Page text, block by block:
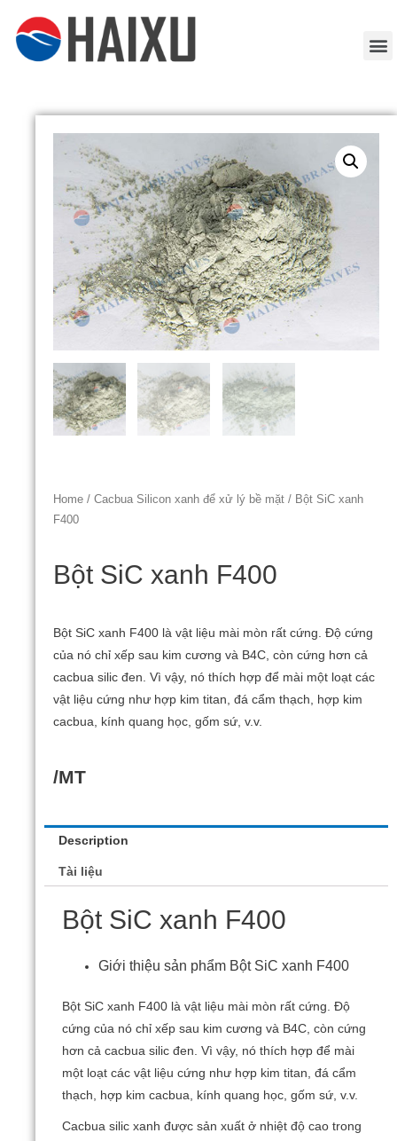
Home / Cacbua Silicon xanh để xử lý bề mặt / Bột SiC xanh
F400
Bột SiC xanh F400
Bột SiC xanh F400 là vật liệu mài mòn rất cứng. Độ cứng
của nó chỉ xếp sau kim cương và B4C, còn cứng hơn cả
cacbua silic đen. Vì vậy, nó thích hợp để mài một loạt các
vật liệu cứng như hợp kim titan, đá cẩm thạch, hợp kim
cacbua, kính quang học, gốm sứ, v.v.
/MT
Description
Tài liệu
Bột SiC xanh F400
Giới thiệu sản phẩm Bột SiC xanh F400
Bột SiC xanh F400 là vật liệu mài mòn rất cứng. Độ
cứng của nó chỉ xếp sau kim cương và B4C, còn cứng
hơn cả cacbua silic đen. Vì vậy, nó thích hợp để mài
một loạt các vật liệu cứng như hợp kim titan, đá cẩm
thạch, hợp kim cacbua, kính quang học, gốm sứ, v.v.
Cacbua silic xanh được sản xuất ở nhiệt độ cao trong